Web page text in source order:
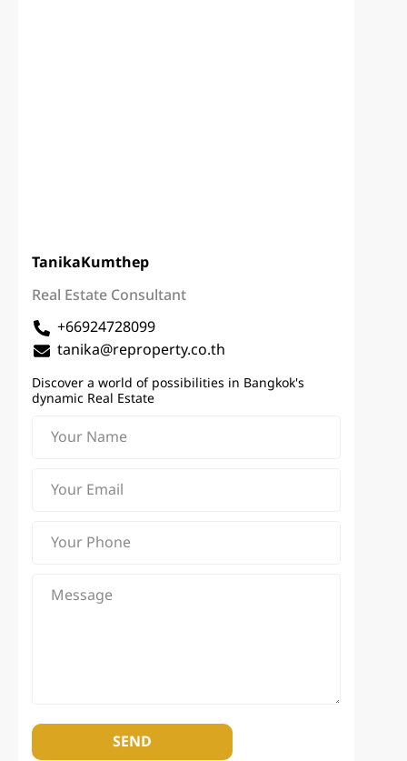
TanikaKumthep
Real Estate Consultant
+66924728099
tanika@reproperty.co.th
Discover a world of possibilities in Bangkok's
dynamic Real Estate
SEND